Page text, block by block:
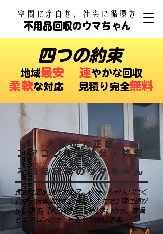
​空間に余白を、社会に循環を
不用品回収のウマちゃん
四つの約束
​地域最安 速やかな回収
柔軟な対応 ​見積り完全無料
大阪市大正区
エアコン無料処分・格安
回収なら
不用品回収のウマちゃん
運河に囲まれた大正区。トラックが入りにく
い住宅密集地でも、台車と人力で丁寧に運び
出します。IKEA近くにお住まいの方、家具
とエアコンのセット処分がお得です。